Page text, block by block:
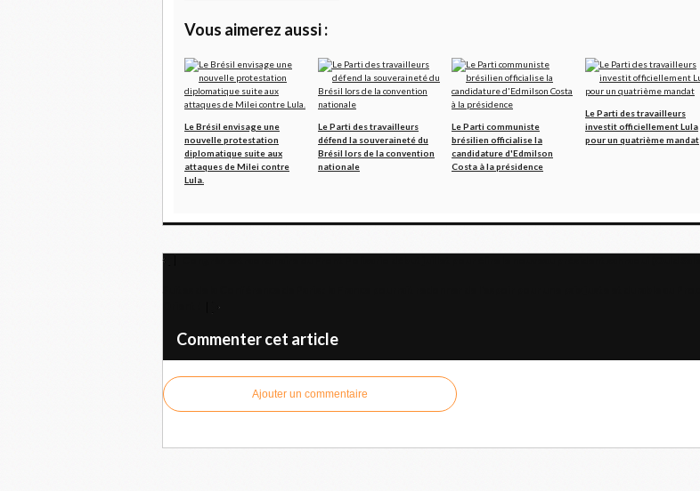
Vous aimerez aussi :
Le Brésil envisage une
nouvelle protestation
diplomatique suite aux
attaques de Milei contre
Lula.
Le Parti des travailleurs
défend la souveraineté du
Brésil lors de la convention
nationale
Le Parti communiste
brésilien officialise la
candidature d'Edmilson
Costa à la présidence
Le Parti des travailleurs
investit officiellement Lula
pour un quatrième mandat
Commenter cet article
Ajouter un commentaire